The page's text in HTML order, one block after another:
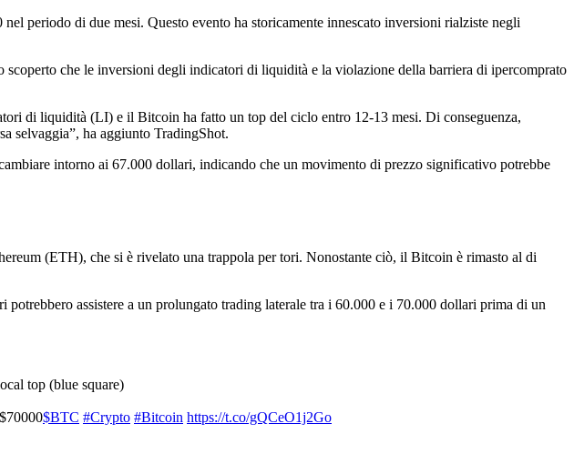
periodo di due mesi. Questo evento ha storicamente innescato inversioni rialziste negli
che le inversioni degli indicatori di liquidità e la violazione della barriera di ipercomprato
di liquidità (LI) e il Bitcoin ha fatto un top del ciclo entro 12-13 mesi. Di conseguenza,
selvaggia”, ha aggiunto TradingShot.
intorno ai 67.000 dollari, indicando che un movimento di prezzo significativo potrebbe
(ETH), che si è rivelato una trappola per tori. Nonostante ciò, il Bitcoin è rimasto al di
assistere a un prolungato trading laterale tra i 60.000 e i 70.000 dollari prima di un
top (blue square)
$BTC #Crypto #Bitcoin https://t.co/gQCeO1j2Go